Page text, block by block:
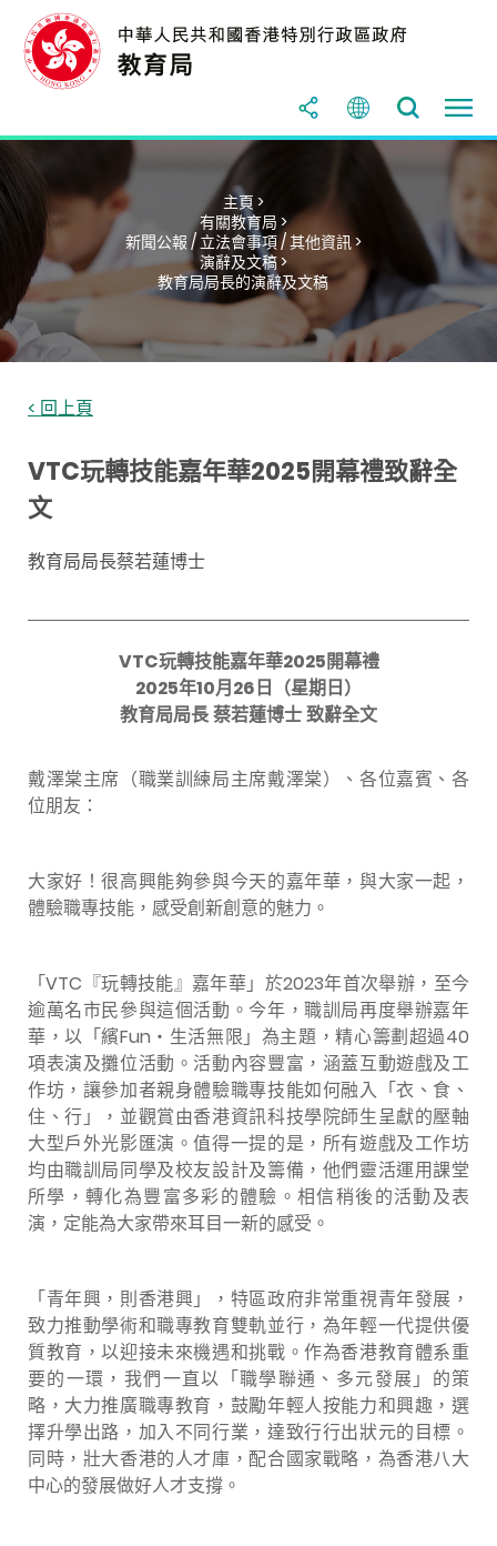
主頁 >
有關教育局 >
新聞公報 / 立法會事項 / 其他資訊 >
演辭及文稿 >
教育局局長的演辭及文稿
< 回上頁
VTC玩轉技能嘉年華2025開幕禮致辭全
文
教育局局長蔡若蓮博士
VTC玩轉技能嘉年華2025開幕禮
2025年10月26日（星期日）
教育局局長蔡若蓮博士致辭全文
戴澤棠主席（職業訓練局主席戴澤棠）、各位嘉賓、各
位朋友：
大家好！很高興能夠參與今天的嘉年華，與大家一起，
體驗職專技能，感受創新創意的魅力。
「VTC『玩轉技能』嘉年華」於2023年首次舉辦，至今
逾萬名市民參與這個活動。今年，職訓局再度舉辦嘉年
華，以「繽Fun‧生活無限」為主題，精心籌劃超過40
項表演及攤位活動。活動內容豐富，涵蓋互動遊戲及工
作坊，讓參加者親身體驗職專技能如何融入「衣、食、
住、行」，並觀賞由香港資訊科技學院師生呈獻的壓軸
大型戶外光影匯演。值得一提的是，所有遊戲及工作坊
均由職訓局同學及校友設計及籌備，他們靈活運用課堂
所學，轉化為豐富多彩的體驗。相信稍後的活動及表
演，定能為大家帶來耳目一新的感受。
「青年興，則香港興」，特區政府非常重視青年發展，
致力推動學術和職專教育雙軌並行，為年輕一代提供優
質教育，以迎接未來機遇和挑戰。作為香港教育體系重
要的一環，我們一直以「職學聯通、多元發展」的策
略，大力推廣職專教育，鼓勵年輕人按能力和興趣，選
擇升學出路，加入不同行業，達致行行出狀元的目標。
同時，壯大香港的人才庫，配合國家戰略，為香港八大
中心的發展做好人才支撐。